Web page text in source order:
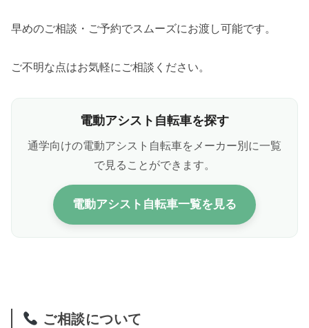
早めのご相談・ご予約でスムーズにお渡し可能です。
ご不明な点はお気軽にご相談ください。
電動アシスト自転車を探す
通学向けの電動アシスト自転車をメーカー別に一覧
で見ることができます。
電動アシスト自転車一覧を見る
ご相談について